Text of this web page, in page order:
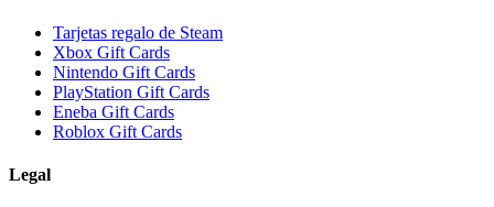
Tarjetas regalo de Steam
Xbox Gift Cards
Nintendo Gift Cards
PlayStation Gift Cards
Eneba Gift Cards
Roblox Gift Cards
Legal